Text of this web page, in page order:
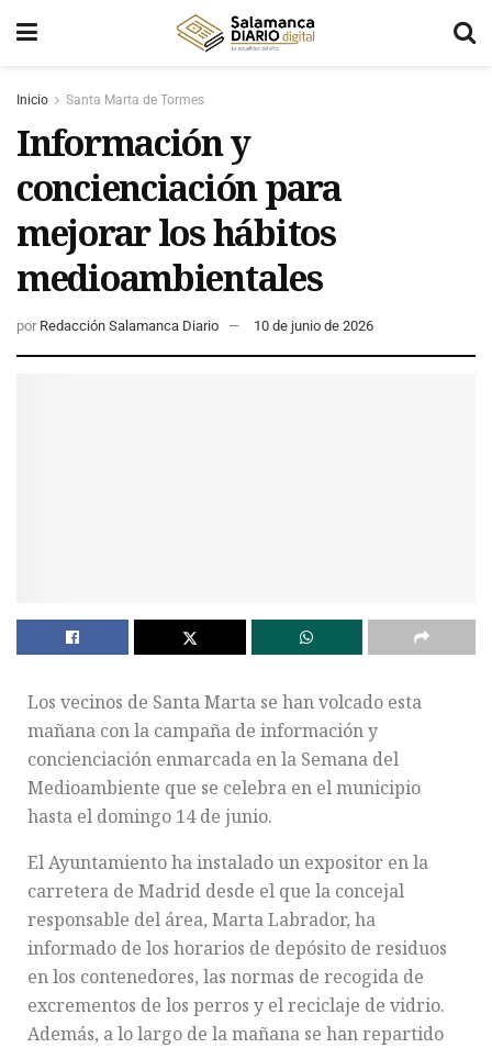
Inicio Santa Marta de Tormes
Información y
concienciación para
mejorar los hábitos
medioambientales
por Redacción Salamanca Diario 10 de junio de 2026
Los vecinos de Santa Marta se han volcado esta
mañana con la campaña de información y
concienciación enmarcada en la Semana del
Medioambiente que se celebra en el municipio
hasta el domingo 14 de junio.
El Ayuntamiento ha instalado un expositor en la
carretera de Madrid desde el que la concejal
responsable del área, Marta Labrador, ha
informado de los horarios de depósito de residuos
en los contenedores, las normas de recogida de
excrementos de los perros y el reciclaje de vidrio.
Además, a lo largo de la mañana se han repartido